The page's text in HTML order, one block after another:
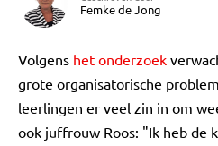
Femke de Jong
Volgens het onderzoek
grote organisatorische
leerlingen er veel zin in om
ook juffrouw Roos: "Ik heb de